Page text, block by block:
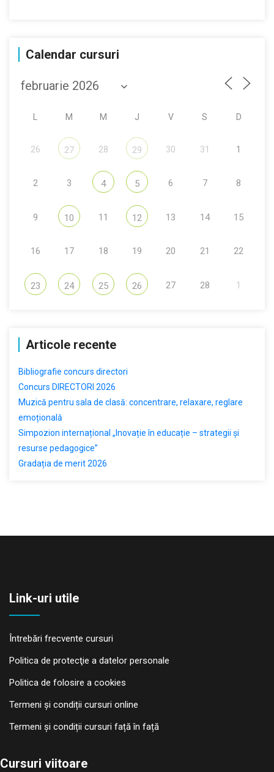
Calendar cursuri
M M J V S D
26 27 28 29 30 31 1
2 3 4 5 6 7 8
9 10 11 12 13 14 15
16 17 18 19 20 21 22
23 24 25 26 27 28 1
Articole recente
Bibliografie concurs directori
Concurs DIRECTORI 2026
Muzică pentru sala de clasă: concentrare, relaxare, reglare
emoțională
Simpozion internațional „Inovație în educație – strategii și
resurse pedagogice”
Gradația de merit 2026
Link-uri utile
Întrebări frecvente cursuri
Politica de protecţie a datelor personale
Politica de folosire a cookies
Termeni și condiții cursuri online
Termeni și condiții cursuri față în față
Cursuri viitoare